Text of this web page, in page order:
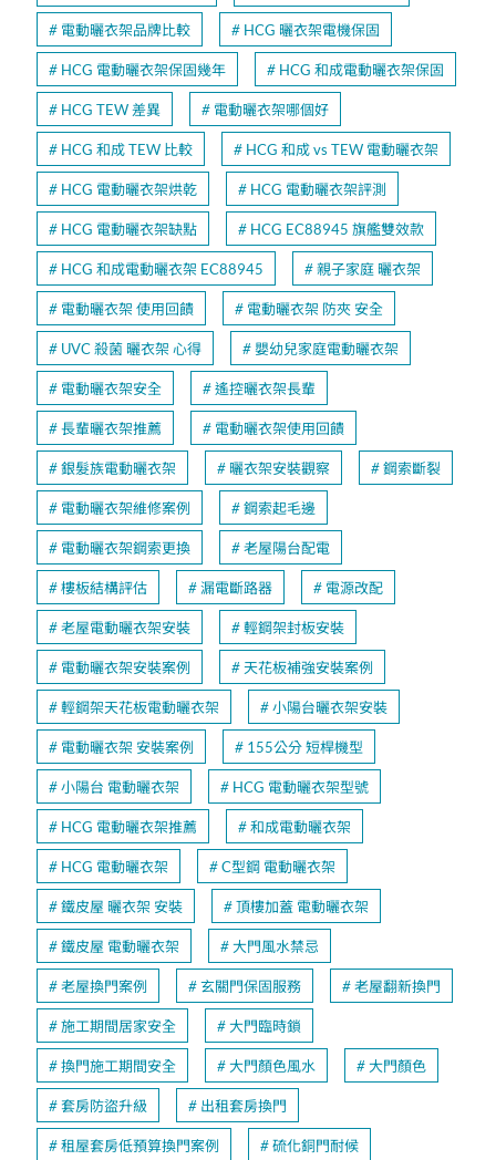
電動曬衣架品牌比較 HCG 曬衣架電機保固
HCG 電動曬衣架保固幾年 HCG 和成電動曬衣架保固
HCG TEW 差異 電動曬衣架哪個好
HCG 和成 TEW 比較 HCG 和成 vs TEW 電動曬衣架
HCG 電動曬衣架烘乾 HCG 電動曬衣架評測
HCG 電動曬衣架缺點 HCG EC88945 旗艦雙效款
HCG 和成電動曬衣架 EC88945 親子家庭 曬衣架
電動曬衣架 使用回饋 電動曬衣架 防夾 安全
UVC 殺菌 曬衣架 心得 嬰幼兒家庭電動曬衣架
電動曬衣架安全 遙控曬衣架長輩
長輩曬衣架推薦 電動曬衣架使用回饋
銀髮族電動曬衣架 曬衣架安裝觀察 鋼索斷裂
電動曬衣架維修案例 鋼索起毛邊
電動曬衣架鋼索更換 老屋陽台配電
樓板結構評估 漏電斷路器 電源改配
老屋電動曬衣架安裝 輕鋼架封板安裝
電動曬衣架安裝案例 天花板補強安裝案例
輕鋼架天花板電動曬衣架 小陽台曬衣架安裝
電動曬衣架 安裝案例 155公分 短桿機型
小陽台 電動曬衣架 HCG 電動曬衣架型號
HCG 電動曬衣架推薦 和成電動曬衣架
HCG 電動曬衣架 C型鋼 電動曬衣架
鐵皮屋 曬衣架 安裝 頂樓加蓋 電動曬衣架
鐵皮屋 電動曬衣架 大門風水禁忌
老屋換門案例 玄關門保固服務 老屋翻新換門
施工期間居家安全 大門臨時鎖
換門施工期間安全 大門顏色風水 大門顏色
套房防盜升級 出租套房換門
租屋套房低預算換門案例 硫化銅門耐候